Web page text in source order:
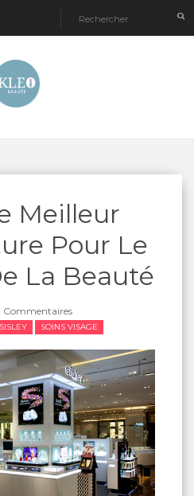
Meilleur
Pour Le
La Beauté
Commentaires
SISLEY SOINS VISAGE